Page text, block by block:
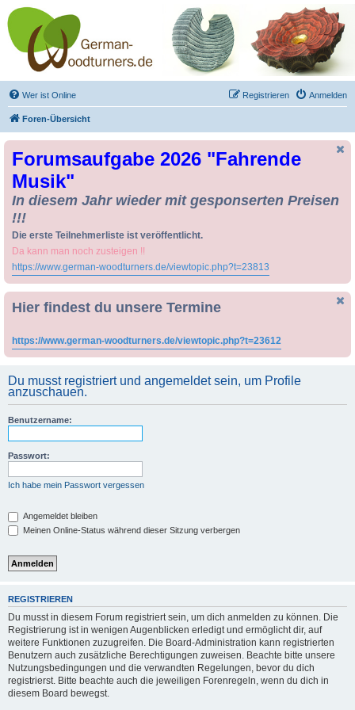
Drechseln und
Kunsthandwerk -
German-Woodturners
*Forum Sauerland*
Der Treffpunkt für Drechsler und Freunde des Kunsthandwerks
Wer ist Online Anmelden
Registrieren
Foren-Übersicht
Forumsaufgabe 2026 "Fahrende
Musik"
In diesem Jahr wieder mit gesponserten Preisen
!!!
Die erste Teilnehmerliste ist veröffentlicht.
Da kann man noch zusteigen !!
https://www.german-woodturners.de/viewtopic.php?t=23813
Hier findest du unsere Termine
https://www.german-woodturners.de/viewtopic.php?t=23612
Du musst registriert und angemeldet sein, um Profile
anzuschauen.
Benutzername:
Passwort:
Ich habe mein Passwort vergessen
Angemeldet bleiben
Meinen Online-Status während dieser Sitzung verbergen
REGISTRIEREN
Du musst in diesem Forum registriert sein, um dich anmelden zu können. Die
Registrierung ist in wenigen Augenblicken erledigt und ermöglicht dir, auf
weitere Funktionen zuzugreifen. Die Board-Administration kann registrierten
Benutzern auch zusätzliche Berechtigungen zuweisen. Beachte bitte unsere
Nutzungsbedingungen und die verwandten Regelungen, bevor du dich
registrierst. Bitte beachte auch die jeweiligen Forenregeln, wenn du dich in
diesem Board bewegst.